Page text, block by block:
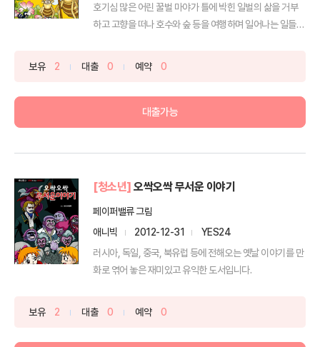
호기심 많은 어린 꿀벌 마야가 틀에 박힌 일벌의 삶을 거부
하고 고향을 떠나 호수와 숲 등을 여행하며 일어나는 일들을
보유 2 대출 0 예약 0
대출가능
[청소년] 오싹오싹 무서운 이야기
페이퍼밸류 그림
애니빅
2012-12-31
YES24
러시아, 독일, 중국, 북유럽 등에 전해오는 옛날 이야기를 만
화로 엮어 놓은 재미있고 유익한 도서입니다.
보유 2 대출 0 예약 0